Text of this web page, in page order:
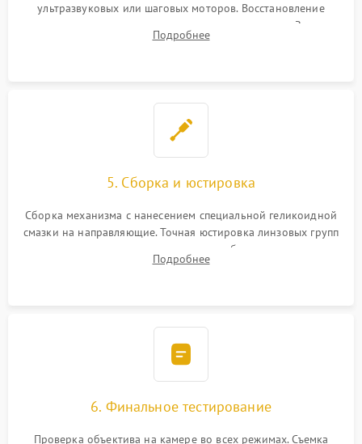
ультразвуковых или шаговых моторов. Восстановление
геометрии направляющих при заклинивании зума. Замена
неисправного блока диафрагмы, датчиков положения или
Подробнее
5. Сборка и юстировка
Сборка механизма с нанесением специальной геликоидной
смазки на направляющие. Точная юстировка линзовых групп
программным или механическим способом для устранения
бэк
Подробнее
6. Финальное тестирование
Проверка объектива на камере во всех режимах. Съемка